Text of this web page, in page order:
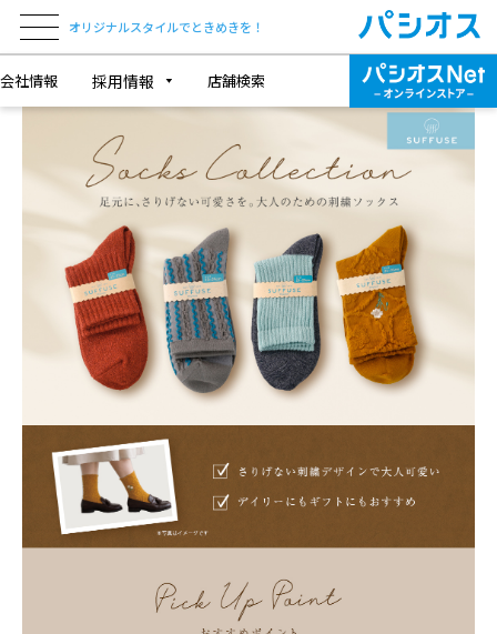
オリジナルスタイルでときめきを！
会社情報 採用情報 店舗検索